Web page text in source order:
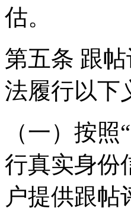
估。
第五条 跟
法履行以下
（一）按
行真实身份
户提供跟帖